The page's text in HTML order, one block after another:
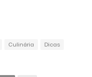
Culinária
Dicas